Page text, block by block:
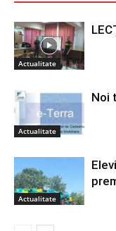
Actualitate
Actualitate
Noi
Actualitate